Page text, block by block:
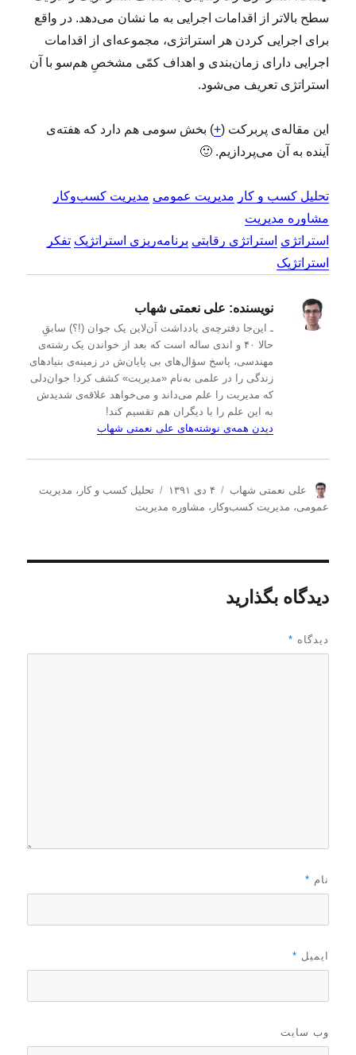
سطح بالاتر از اقدامات اجرایی به ما نشان می‌دهد. در واقع
برای اجرایی کردن هر استراتژی، مجموعه‌ای از اقدامات
اجرایی دارای زمان‌بندی و اهداف کمّی مشخصِ هم‌سو با آن
استراتژی تعریف می‌شود.
این مقاله‌ی پربرکت (+) بخش سومی هم دارد که هفته‌ی
آینده به آن می‌پردازیم. 🙂
تحلیل کسب و کار مدیریت عمومی مدیریت کسب‌و‌کار
مشاوره مدیریت
استراتژی استراتژی رقابتی برنامه‌ریزی استراتژیک تفکر
استراتژیک
نویسنده: علی نعمتی شهاب
ـ این‌جا دفترچه‌ی یادداشت‌ آن‌لاین یک جوان (!؟) سابقِ
حالا ۴۰ و اندی ساله است که بعد از خواندن یک رشته‌ی
مهندسی، پاسخ سؤال‌های بی پایان‌ش در زمینه‌ی بنیادهای
زندگی را در علمی به‌نام «مدیریت» کشف کرد! جوان‌دلی
که مدیریت را علم می‌داند و می‌خواهد علاقه‌ی شدیدش
به این علم را با دیگران هم تقسیم کند!
دیدن همه‌ی نوشته‌های علی نعمتی شهاب
ن
و
ه
علی نعمتی شهاب
ا
ر
۴ دی ۱۳۹۱
د
س
تحلیل كسب و كار ، مدیریت
عمومی، مدیریت كسب‌و‌كار ، مشاوره مدیریت
دیدگاه بگذارید
دیدگاه *
نام *
ایمیل *
وب‌ سایت